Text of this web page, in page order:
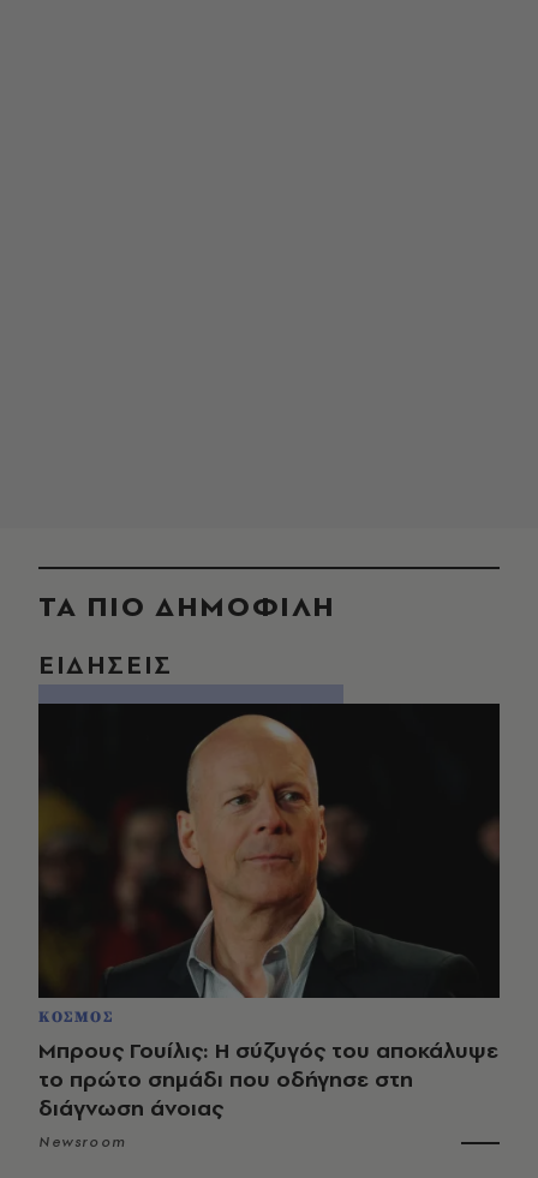
ΤΑ ΠΙΟ ΔΗΜΟΦΙΛΗ
ΕΙΔΗΣΕΙΣ
ΚΟΣΜΟΣ
Μπρους Γουίλις: Η σύζυγός του αποκάλυψε
το πρώτο σημάδι που οδήγησε στη
διάγνωση άνοιας
Newsroom